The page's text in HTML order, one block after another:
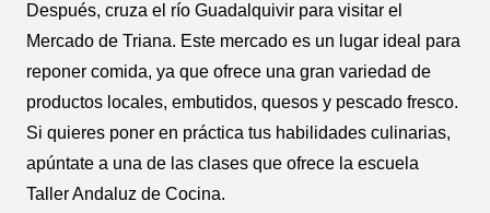
Después, cruza el río Guadalquivir para visitar el
Mercado de Triana. Este mercado es un lugar ideal para
reponer comida, ya que ofrece una gran variedad de
productos locales, embutidos, quesos y pescado fresco.
Si quieres poner en práctica tus habilidades culinarias,
apúntate a una de las clases que ofrece la escuela
Taller Andaluz de Cocina.